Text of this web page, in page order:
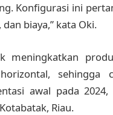
Konfigurasi ini
biaya,” kata Oki.
meningkatkan
sehingga
awal pada
Riau.